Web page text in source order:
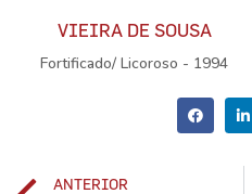
VIEIRA DE SOUSA
Fortificado/ Licoroso - 1994
ANTERIOR